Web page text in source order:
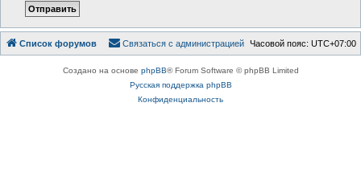
Список форумов Часовой пояс: UTC+07:00
Связаться с администрацией
Создано на основе phpBB® Forum Software © phpBB Limited
Русская поддержка phpBB
Конфиденциальность